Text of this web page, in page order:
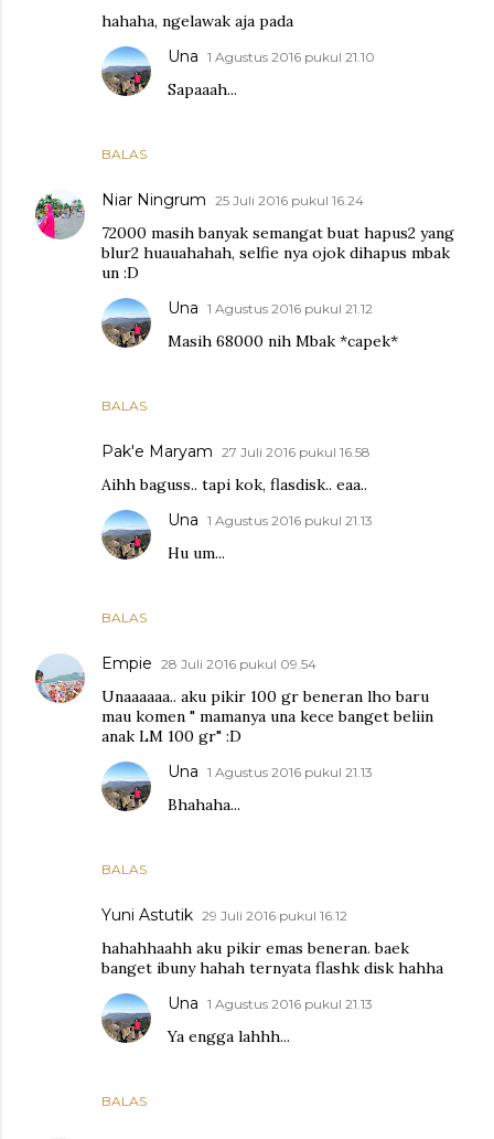
hahaha, ngelawak aja pada
BALAS
Una 1 Agustus 2016 pukul 21.10
Sapaaah...
Niar Ningrum 25 Juli 2016 pukul 16.24
72000 masih banyak semangat buat hapus2 yang
blur2 huauahahah, selfie nya ojok dihapus mbak
un :D
BALAS
Una 1 Agustus 2016 pukul 21.12
Masih 68000 nih Mbak *capek*
Pak'e Maryam 27 Juli 2016 pukul 16.58
Aihh baguss.. tapi kok, flasdisk.. eaa..
BALAS
Una 1 Agustus 2016 pukul 21.13
Hu um...
Empie 28 Juli 2016 pukul 09.54
Unaaaaaa.. aku pikir 100 gr beneran lho baru
mau komen " mamanya una kece banget beliin
anak LM 100 gr" :D
BALAS
Una 1 Agustus 2016 pukul 21.13
Bhahaha...
Yuni Astutik 29 Juli 2016 pukul 16.12
hahahhaahh aku pikir emas beneran. baek
banget ibuny hahah ternyata flashk disk hahha
BALAS
Una 1 Agustus 2016 pukul 21.13
Ya engga lahhh...